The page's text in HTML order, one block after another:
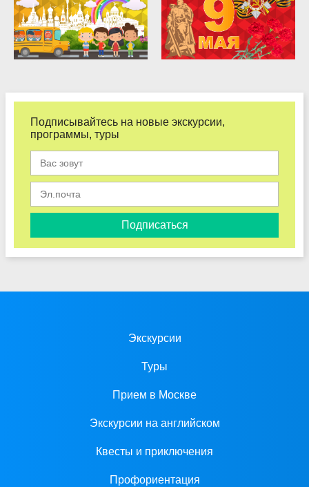
Подписывайтесь на новые экскурсии,
программы, туры
Подписаться
Экскурсии
Туры
Прием в Москве
Экскурсии на английском
Квесты и приключения
Профориентация